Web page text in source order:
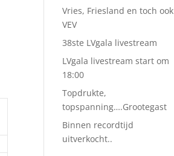
Vries, Friesland en toch ook
VEV
38ste LVgala livestream
LVgala livestream start om
18:00
Topdrukte,
topspanning….Grootegast
Binnen recordtijd
uitverkocht..